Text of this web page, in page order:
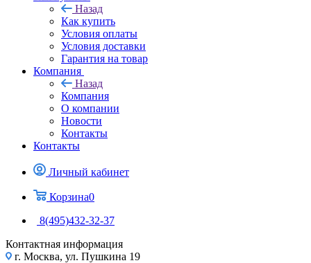
Назад
Как купить
Условия оплаты
Условия доставки
Гарантия на товар
Компания
Назад
Компания
О компании
Новости
Контакты
Контакты
Личный кабинет
Корзина0
8(495)432-32-37
Контактная информация
г. Москва, ул. Пушкина 19